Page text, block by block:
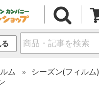
ム
シーズン(フィルム)